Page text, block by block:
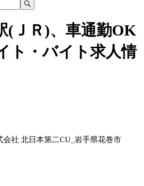
(ＪＲ)、車通勤OK
ト・バイト求人情
社 北日本第二CU_岩手県花巻市